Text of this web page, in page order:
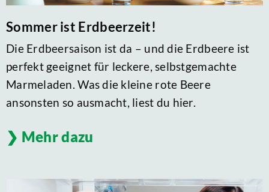
Sommer ist Erdbeerzeit!
Die Erdbeersaison ist da – und die Erdbeere ist
perfekt geeignet für leckere, selbstgemachte
Marmeladen. Was die kleine rote Beere
ansonsten so ausmacht, liest du hier.
Mehr dazu